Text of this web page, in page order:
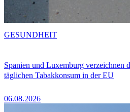
Spanien und Luxemburg verzeichnen
täglichen Tabakkonsum in der EU
06.08.2026
GESUNDHEIT